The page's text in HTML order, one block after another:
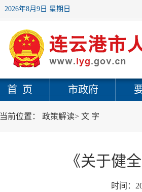
2026年8月9日 星期日
首 页 市政府
当前位置： 政策解读> 文 字
《关于健
时间：